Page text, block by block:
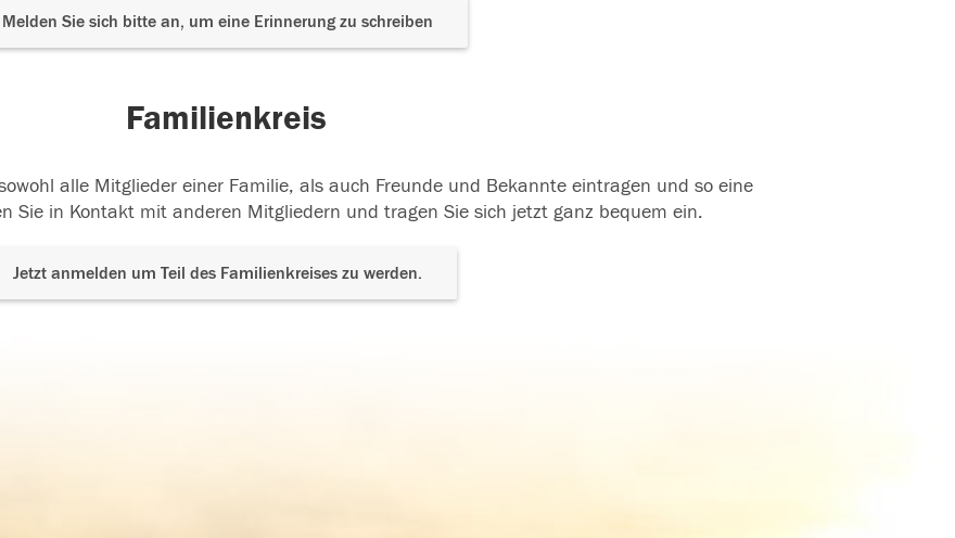
Melden Sie sich bitte an, um eine Erinnerung zu schreiben
Familienkreis
alle Mitglieder einer Familie, als auch Freunde und Bekannte eintragen und so eine
Sie in Kontakt mit anderen Mitgliedern und tragen Sie sich jetzt ganz bequem ein.
Jetzt anmelden um Teil des Familienkreises zu werden.